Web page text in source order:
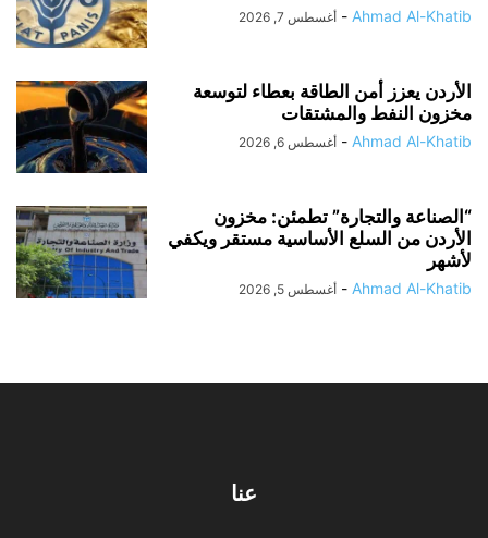
Ahmad Al-Khatib
- أغسطس 7, 2026
الأردن يعزز أمن الطاقة بعطاء لتوسعة
مخزون النفط والمشتقات
Ahmad Al-Khatib
- أغسطس 6, 2026
“الصناعة والتجارة” تطمئن: مخزون
الأردن من السلع الأساسية مستقر ويكفي
لأشهر
Ahmad Al-Khatib
- أغسطس 5, 2026
عنا